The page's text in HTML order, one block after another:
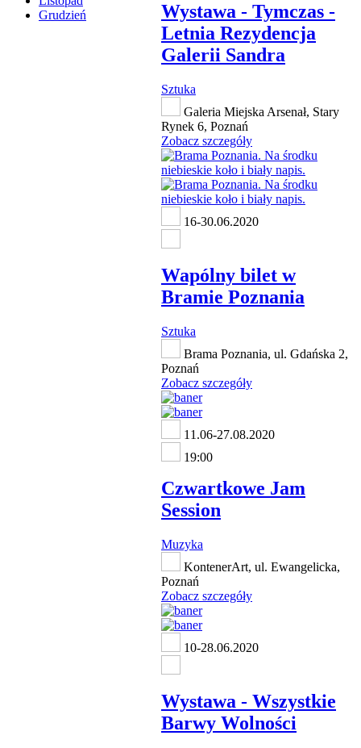
Grudzień
Wystawa - Tymczas -
Letnia Rezydencja
Galerii Sandra
Sztuka
Galeria Miejska Arsenał, Stary
Rynek 6, Poznań
Zobacz szczegóły
16-30.06.2020
Wapólny bilet w
Bramie Poznania
Sztuka
Brama Poznania, ul. Gdańska 2,
Poznań
Zobacz szczegóły
11.06-27.08.2020
19:00
Czwartkowe Jam
Session
Muzyka
KontenerArt, ul. Ewangelicka,
Poznań
Zobacz szczegóły
10-28.06.2020
Wystawa - Wszystkie
Barwy Wolności